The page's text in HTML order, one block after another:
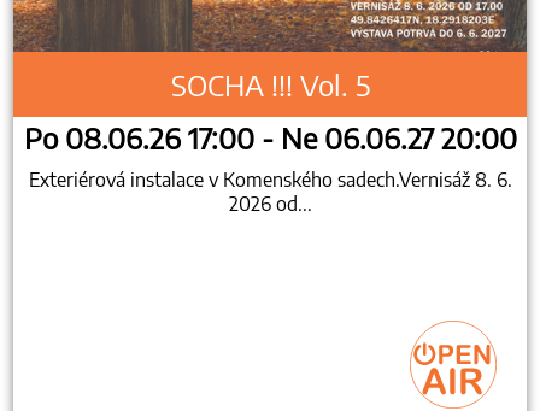
SOCHA !!! Vol. 5
Po 08.06.26 17:00 - Ne 06.06.27 20:00
Exteriérová instalace v Komenského sadech.Vernisáž 8. 6.
2026 od...